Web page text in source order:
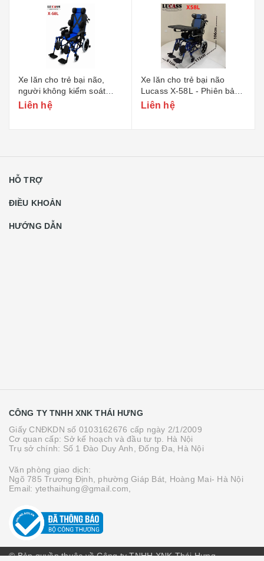
Xe lăn cho trẻ bại não
Lucass X-58L - Phiên bản
nhỏ
Liên hệ
Xe lăn Lucass X-88L khung
nhôm siêu nhẹ
Liên hệ
HỖ TRỢ
ĐIỀU KHOẢN
HƯỚNG DẪN
CÔNG TY TNHH XNK THÁI HƯNG
Giấy CNĐKDN số 0103162676 cấp ngày 2/1/2009
Cơ quan cấp: Sở kế hoạch và đầu tư tp. Hà Nội
Trụ sở chính: Số 1 Đào Duy Anh, Đống Đa, Hà Nội
Văn phòng giao dịch:
Ngõ 785 Trương Định, phường Giáp Bát, Hoàng Mai- Hà Nội
Email: ytethaihung@gmail.com,
© Bản quyền thuộc về Công ty TNHH XNK Thái Hưng